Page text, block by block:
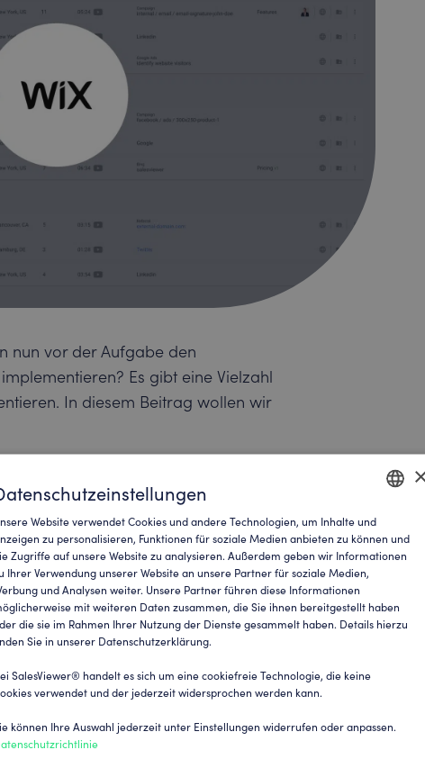
nun vor der Aufgabe den
Es gibt eine Vielzahl
In diesem Beitrag wollen wir
müssen Sie zuerst in die
auf „Benutzerdefinierter Code“, und
den SalesViewer®-Trackingcode
als Namen für den Code
ENGLISH
GERMAN
Website verwendet Cookies und andere Technologien, um Inhalte und
zu personalisieren, Funktionen für soziale Medien anbieten zu können und
Zugriffe auf unsere Website zu analysieren. Außerdem geben wir Informationen
Ihrer Verwendung unserer Website an unsere Partner für soziale Medien,
und Analysen weiter. Unsere Partner führen diese Informationen
mit weiteren Daten zusammen, die Sie ihnen bereitgestellt haben
die sie im Rahmen Ihrer Nutzung der Dienste gesammelt haben. Details hierzu
Sie in unserer Datenschutzerklärung.
SalesViewer® handelt es sich um eine cookiefreie Technologie, die keine
verwendet und der jederzeit widersprochen werden kann.
können Ihre Auswahl jederzeit unter Einstellungen widerrufen oder anpassen.